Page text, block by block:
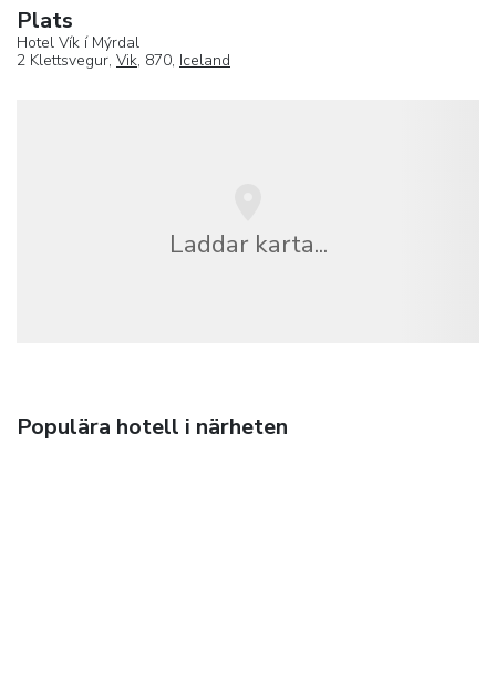
Plats
Hotel Vík í Mýrdal
2 Klettsvegur, Vik, 870, Iceland
Laddar karta...
Populära hotell i närheten